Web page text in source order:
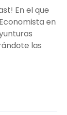
En el que
en
las